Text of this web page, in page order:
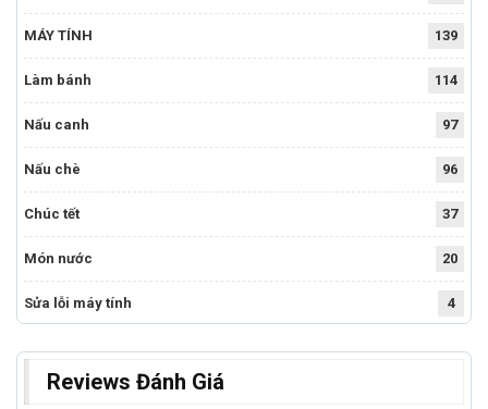
MÁY TÍNH 139
Làm bánh 114
Nấu canh 97
Nấu chè 96
Chúc tết 37
Món nước 20
Sửa lỗi máy tính 4
Reviews Đánh Giá